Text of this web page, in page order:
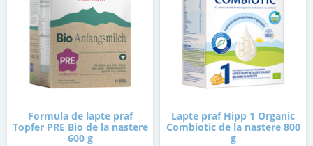
Formula de lapte praf
Topfer PRE Bio de la nastere
600 g
Lapte praf Hipp 1 Organic
Combiotic de la nastere 800
g